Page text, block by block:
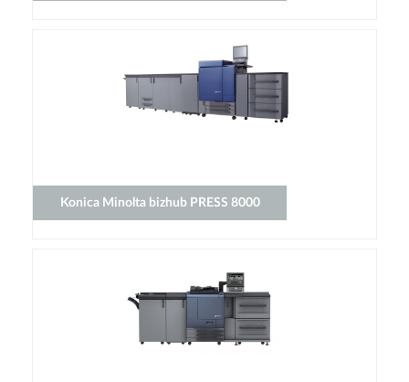
Konica Minolta bizhub PRESS 8000